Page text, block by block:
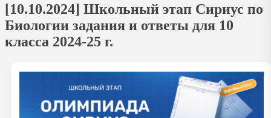
[10.10.2024] Школьный этап Сириус по
Биологии задания и ответы для 10
класса 2024-25 г.